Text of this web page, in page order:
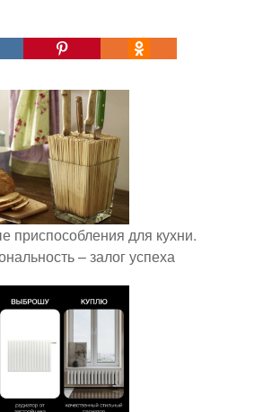
приспособления для кухни.
– залог успеха